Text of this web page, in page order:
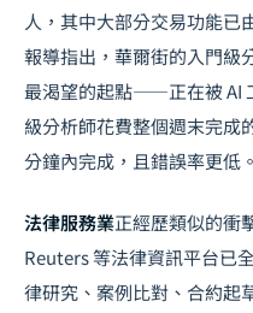
人，其中大部分交易功能已
報導指出，華爾街的入門
最渴望的起點——正在被 AI
級分析師花費整個週末完成
分鐘內完成，且錯誤率更低。
法律服務業正經歷類似的衝
Reuters 等法律資訊平台已
律研究、案例比對、合約起